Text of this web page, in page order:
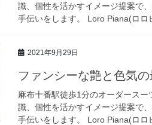
識、個性を活かすイメージ提案で
手伝いをします。 Loro Piana(ロ
2021年9月29日
ファンシーな艶と色気
麻布十番駅徒歩1分のオーダース
識、個性を活かすイメージ提案で
手伝いをします。 Loro Piana(ロ